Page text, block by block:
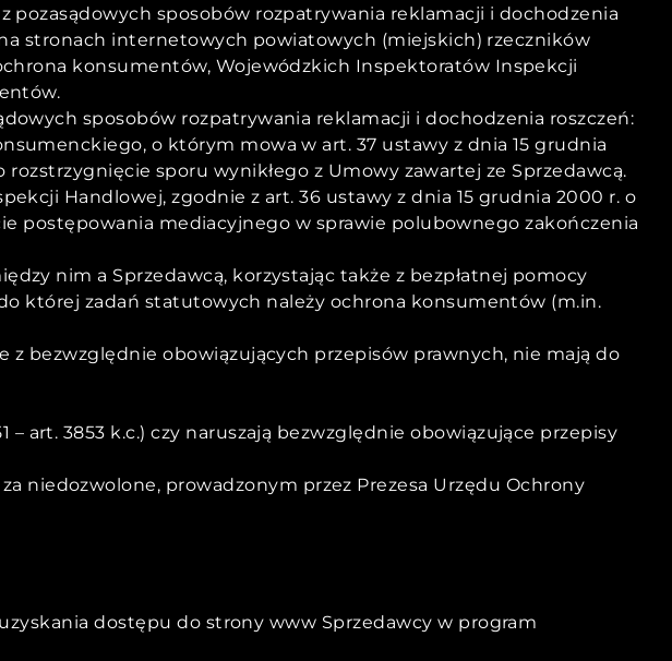
pozasądowych sposobów rozpatrywania reklamacji i dochodzenia
stronach internetowych powiatowych (miejskich) rzeczników
konsumentów, Wojewódzkich Inspektoratów Inspekcji
sposobów rozpatrywania reklamacji i dochodzenia roszczeń:
o którym mowa w art. 37 ustawy z dnia 15 grudnia
rozstrzygnięcie sporu wynikłego z Umowy zawartej ze Sprzedawcą.
Handlowej, zgodnie z art. 36 ustawy z dnia 15 grudnia 2000 r. o
postępowania mediacyjnego w sprawie polubownego zakończenia
nim a Sprzedawcą, korzystając także z bezpłatnej pomocy
której zadań statutowych należy ochrona konsumentów (m.in.
bezwzględnie obowiązujących przepisów prawnych, nie mają do
art. 3853 k.c.) czy naruszają bezwzględnie obowiązujące przepisy
niedozwolone, prowadzonym przez Prezesa Urzędu Ochrony
dostępu do strony www Sprzedawcy w program